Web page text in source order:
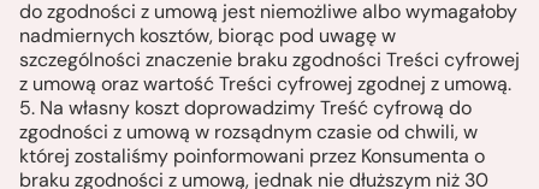
do zgodności z umową jest niemożliwe albo wymagałoby
nadmiernych kosztów, biorąc pod uwagę w
szczególności znaczenie braku zgodności Treści cyfrowej
z umową oraz wartość Treści cyfrowej zgodnej z umową.
5. Na własny koszt doprowadzimy Treść cyfrową do
zgodności z umową w rozsądnym czasie od chwili, w
której zostaliśmy poinformowani przez Konsumenta o
braku zgodności z umową, jednak nie dłuższym niż 30